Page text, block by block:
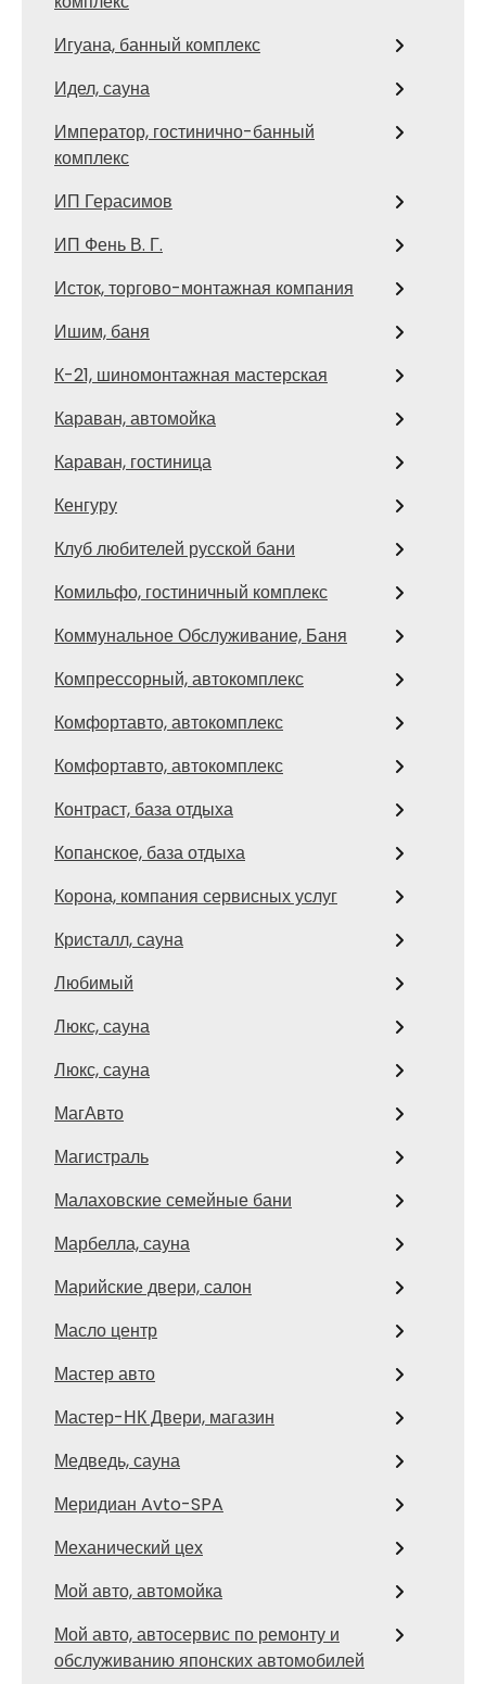
Игуана, банный комплекс
Идел, сауна
Император, гостинично-банный
комплекс
ИП Герасимов
ИП Фень В. Г.
Исток, торгово-монтажная компания
Ишим, баня
К-21, шиномонтажная мастерская
Караван, автомойка
Караван, гостиница
Кенгуру
Клуб любителей русской бани
Комильфо, гостиничный комплекс
Коммунальное Обслуживание, Баня
Компрессорный, автокомплекс
Комфортавто, автокомплекс
Комфортавто, автокомплекс
Контраст, база отдыха
Копанское, база отдыха
Корона, компания сервисных услуг
Кристалл, сауна
Любимый
Люкс, сауна
Люкс, сауна
МагАвто
Магистраль
Малаховские семейные бани
Марбелла, сауна
Марийские двери, салон
Масло центр
Мастер авто
Мастер-НК Двери, магазин
Медведь, сауна
Меридиан Avto-SPA
Механический цех
Мой авто, автомойка
Мой авто, автосервис по ремонту и
обслуживанию японских автомобилей